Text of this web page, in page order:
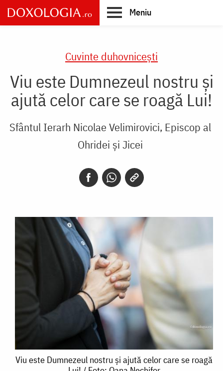
Skip
to
main
Meniu
Cuvinte duhovnicești
Viu este Dumnezeul nostru și
ajută celor care se roagă Lui!
Sfântul Ierarh Nicolae Velimirovici, Episcop al
Ohridei și Jicei
Viu
Viu este Dumnezeul nostru și ajută celor care se roagă